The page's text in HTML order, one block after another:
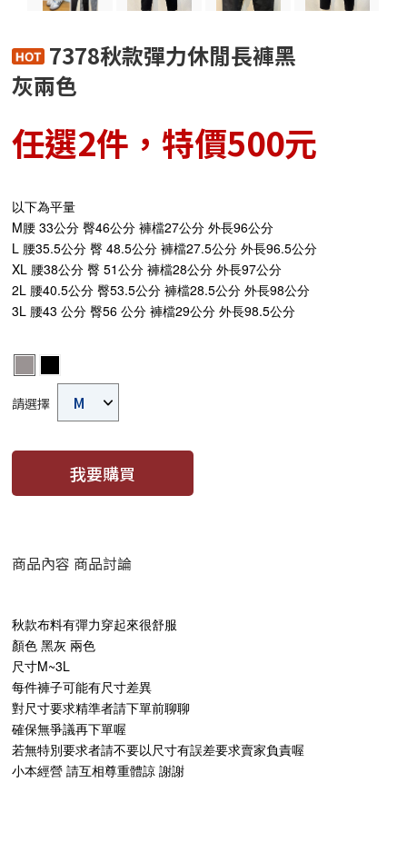
7378秋款彈力休閒長褲黑
灰兩色
任選2件，特價500元
以下為平量
M腰 33公分 臀46公分 褲檔27公分 外長96公分
L 腰35.5公分 臀 48.5公分 褲檔27.5公分 外長96.5公分
XL 腰38公分 臀 51公分 褲檔28公分 外長97公分
2L 腰40.5公分 臀53.5公分 褲檔28.5公分 外長98公分
3L 腰43 公分 臀56 公分 褲檔29公分 外長98.5公分
請選擇
我要購買
商品內容 商品討論
秋款布料有彈力穿起來很舒服
顏色 黑灰 兩色
尺寸M~3L
每件褲子可能有尺寸差異
對尺寸要求精準者請下單前聊聊
確保無爭議再下單喔
若無特別要求者請不要以尺寸有誤差要求賣家負責喔
小本經營 請互相尊重體諒 謝謝